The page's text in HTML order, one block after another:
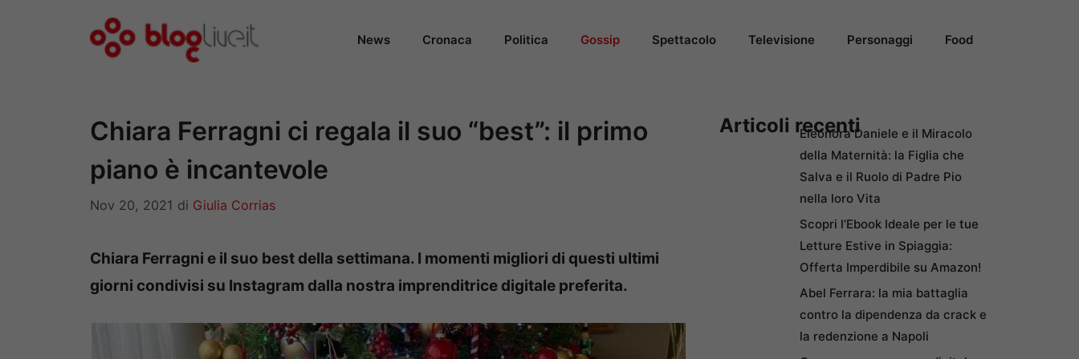
News Cronaca Politica Gossip Spettacolo Televisione Personaggi Food
Chiara Ferragni ci regala il suo “best”: il primo
piano è incantevole
Nov 20, 2021 di Giulia Corrias
Chiara Ferragni e il suo best della settimana. I momenti migliori di questi ultimi
giorni condivisi su Instagram dalla nostra imprenditrice digitale preferita.
Articoli recentiEleonora Daniele e il Miracolo
della Maternità: la Figlia che
Salva e il Ruolo di Padre Pio
nella loro Vita
Scopri l’Ebook Ideale per le tue
Letture Estive in Spiaggia:
Offerta Imperdibile su Amazon!
Abel Ferrara: la mia battaglia
contro la dipendenza da crack e
la redenzione a Napoli